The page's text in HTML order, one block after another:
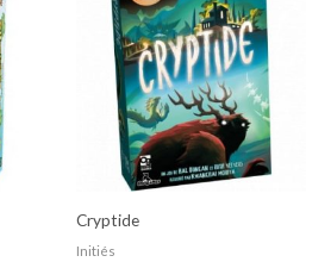
Cryptide
Initiés